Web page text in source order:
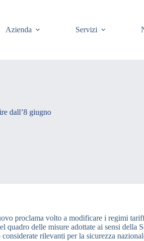
Azienda Servizi
dall’8 giugno
proclama volto a modificare i regimi
delle misure adottate ai sensi
rilevanti per la sicurezza